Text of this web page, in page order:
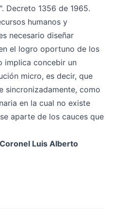
Decreto 1356 de 1965.
humanos y
necesario diseñar
el logro oportuno de los
implica concebir un
micro, es decir, que
sincronizadamente, como
en la cual no existe
aparte de los cauces que
Luis Alberto